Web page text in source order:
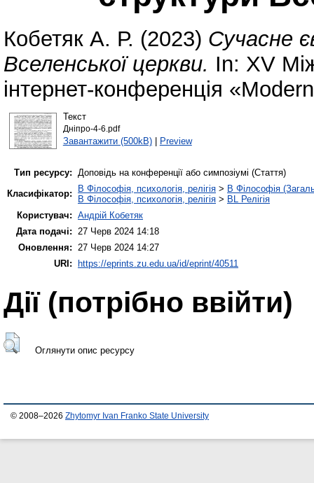
Кобетяк А. Р. (2023) Сучасне
Вселенської церкви. In: XV
інтернет-конференція
Текст
Дніпро-4-6.pdf
Завантажити (500kB)| Preview
Тип ресурсу: Доповідь на конференції або симпозіумі (Стаття)
Класифікатор:
B Філософія, психологія, релігія > B Філософія
B Філософія, психологія, релігія > BL Релігія
Користувач: Андрій Кобетяк
Дата подачі: 27 Черв 2024 14:18
Оновлення: 27 Черв 2024 14:27
URI:
https://eprints.zu.edu.ua/id/eprint/40511
Дії ​​(потрібно ввійти)
Оглянути опис ресурсу
© 2008–2026 Zhytomyr Ivan Franko State University